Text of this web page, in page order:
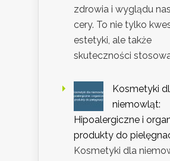
zdrowia i wyglądu
cery. To nie tylko
estetyki, ale także
skuteczności
Kosmetyki
niemowląt:
Hipoalergiczne i
produkty do
Kosmetyki dla